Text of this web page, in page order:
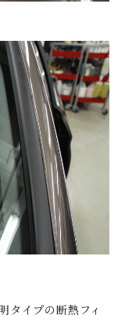
タイプの断熱フィ